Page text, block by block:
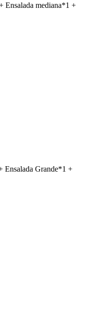
Ensalada mediana*1 +
Ensalada Grande*1 +